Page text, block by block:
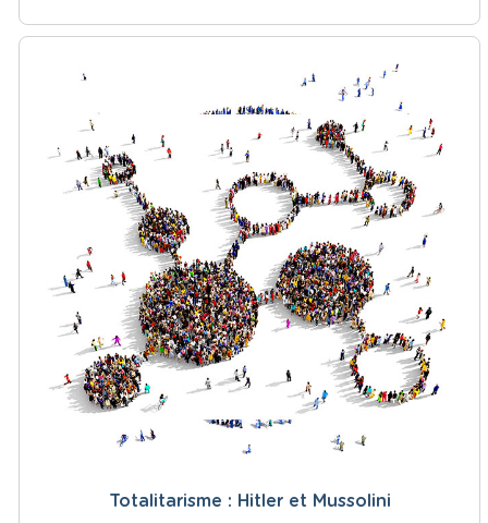
Totalitarisme : Hitler et Mussolini